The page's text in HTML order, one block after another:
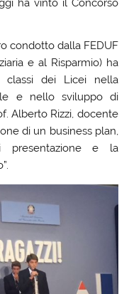
ha vinto il Concorso
condotto dalla FEDUF
e al Risparmio) ha
dei Licei nella
e nello sviluppo di
Alberto Rizzi, docente
di un business plan,
e la